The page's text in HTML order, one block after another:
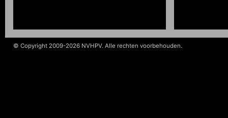
© Copyright 2009-2026 NVHPV. Alle rechten voorbehouden.